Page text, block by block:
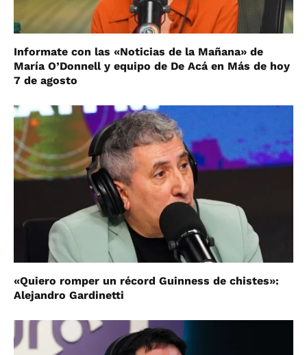
Informate con las «Noticias de la Mañana» de
María O’Donnell y equipo de De Acá en Más de hoy
7 de agosto
«Quiero romper un récord Guinness de chistes»:
Alejandro Gardinetti